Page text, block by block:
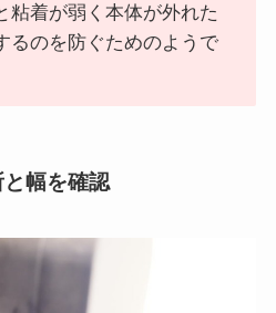
粘着が弱く本体が外れた
るのを防ぐためのようで
幅を確認